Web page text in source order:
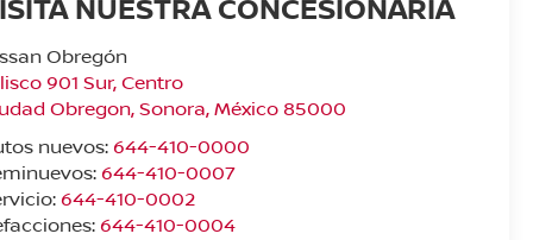
Obregón
901 Sur, Centro
Obregon,Sonora, México 85000
nuevos: 644-410-0000
644-410-0007
644-410-0002
644-410-0004